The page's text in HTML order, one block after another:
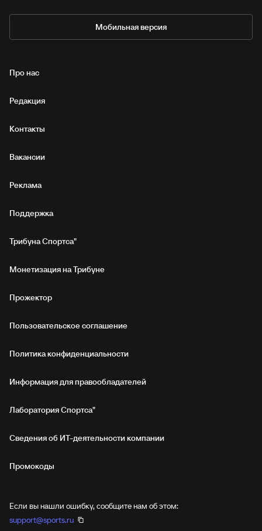
Мобильная версия
Про нас
Редакция
Контакты
Вакансии
Реклама
Поддержка
Трибуна Спортса"
Монетизация на Трибуне
Прожектор
Пользовательское соглашение
Политика конфиденциальности
Информация для правообладателей
Лаборатория Спортса"
Сведения об ИТ‑деятельности компании
Промокоды
Если вы нашли ошибку, сообщите нам об этом:
support@sports.ru